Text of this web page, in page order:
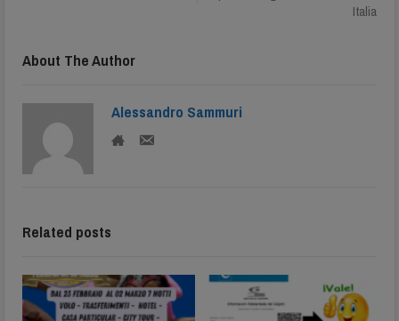
Italia
About The Author
Alessandro Sammuri
Related posts